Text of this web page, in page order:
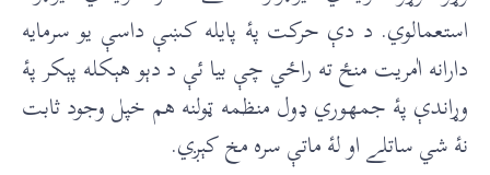
استعمالوي. د دې حرکت پۀ پايله کښې داسې يو سرمايه
دارانه اٰمريت منځ ته راځي چې بيا ئې د دېو هېکله پېکر پۀ
وړاندې پۀ جمهوري ډول منظمه ټولنه هم خپل وجود ثابت
نۀ شي ساتلے او لۀ ماتې سره مخ کېږي.